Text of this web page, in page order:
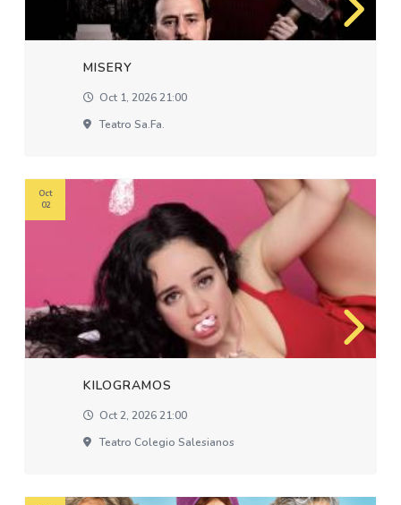
MISERY
Oct 1, 2026 21:00
Teatro Sa.fa.
KILOGRAMOS
Oct 2, 2026 21:00
Teatro Colegio Salesianos
Oct
02